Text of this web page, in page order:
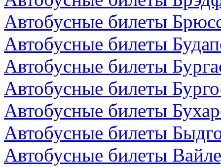
Автобусные билеты
Автобусные билеты
Автобусные билеты
Автобусные билеты
Автобусные билеты
Автобусные билеты
Автобусные билеты